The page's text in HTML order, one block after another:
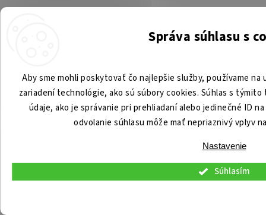
Správa súhlasu s
Aby sme mohli poskytovať čo najlepšie služby, používame
zariadení technológie, ako sú súbory cookies. Súhlas s
údaje, ako je správanie pri prehliadaní alebo jedinečné ID
odvolanie súhlasu môže mať nepriaznivý vplyv
Nastavenie
Súhlasím